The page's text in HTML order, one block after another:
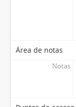
Área de notas
Notas